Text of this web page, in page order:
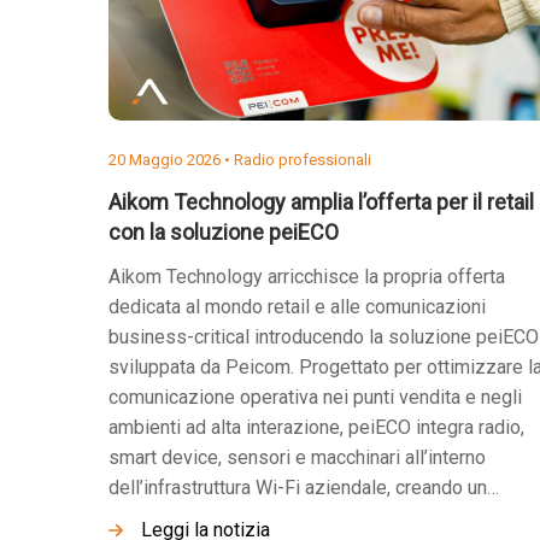
20 Maggio 2026 • Radio professionali
Aikom Technology amplia l’offerta per il retail
con la soluzione peiECO
Aikom Technology arricchisce la propria offerta
dedicata al mondo retail e alle comunicazioni
business-critical introducendo la soluzione peiECO
sviluppata da Peicom. Progettato per ottimizzare
comunicazione operativa nei punti vendita e negli
ambienti ad alta interazione, peiECO integra radio,
smart device, sensori e macchinari all’interno
dell’infrastruttura Wi-Fi aziendale, creando un…
Leggi la notizia